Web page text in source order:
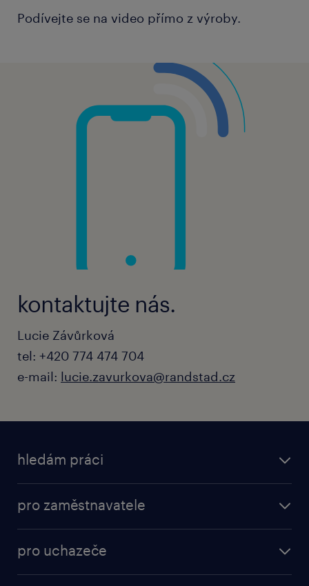
Podívejte se na video přímo z výroby.
kontaktujte nás.
Lucie Závůrková
tel: +420 774 474 704
e-mail: lucie.zavurkova@randstad.cz
hledám práci
pro zaměstnavatele
pro uchazeče